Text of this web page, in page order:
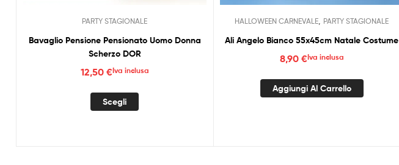
PARTY STAGIONALE
Bavaglio Pensione Pensionato Uomo Donna
Scherzo DOR
12,50 €Iva inclusa
Scegli
prodotto
HALLOWEEN CARNEVALE PARTY STAGIONALE
Ali Angelo Bianco 55x45cm Natale Costume
8,90 €Iva inclusa
Aggiungi Al Carrello